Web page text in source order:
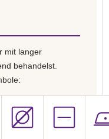
mit langer
behandelst.